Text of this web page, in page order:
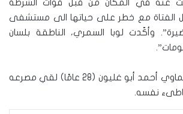
عنه في المكان من قبل قوات الشرطة
الفتاة مع خطر على حياتها الى مستشفى
وأكّدت لوبا السمري، الناطقة بلسان
ويذكر أن الشاب الفحماوي أحمد أبو غليون (28 عامًا) لقي مصرعه
نفسه.